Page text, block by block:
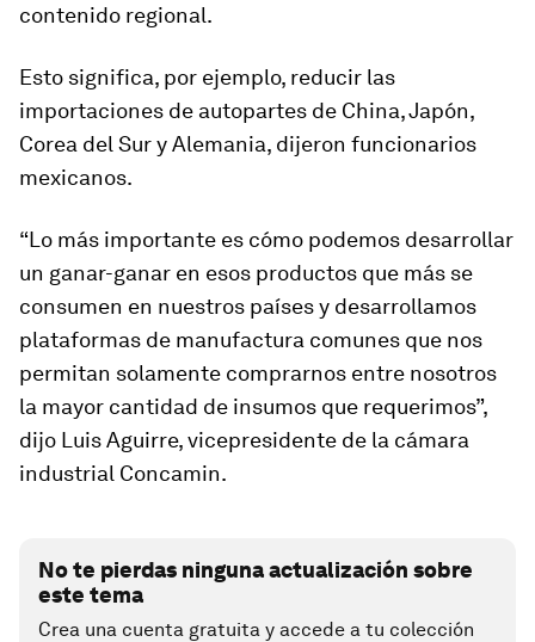
contenido regional.
Esto significa, por ejemplo, reducir las
importaciones de autopartes de China, Japón,
Corea del Sur y Alemania, dijeron funcionarios
mexicanos.
“Lo más importante es cómo podemos desarrollar
un ganar-ganar en esos productos que más se
consumen en nuestros países y desarrollamos
plataformas de manufactura comunes que nos
permitan solamente comprarnos entre nosotros
la mayor cantidad de insumos que requerimos”,
dijo Luis Aguirre, vicepresidente de la cámara
industrial Concamin.
No te pierdas ninguna actualización sobre
este tema
Crea una cuenta gratuita y accede a tu colección